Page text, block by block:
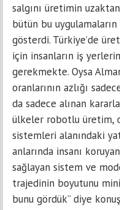
salgını üretimin
bütün bu
gösterdi. Türkiye’de
için insanların iş
gerekmekte. Oysa
oranlarının azlığı
da sadece alınan
ülkeler robotlu üretim,
sistemleri alanındaki
anlarında insanı
sağlayan sistem ve
trajedinin boyutunu
bunu gördük” diye